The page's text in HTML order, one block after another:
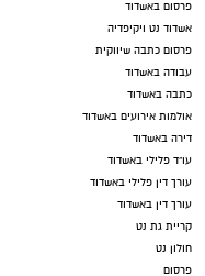
פרסום באשדוד
אשדוד נט ויקיפדיה
פרסום כתבה שיווקית
עבודה באשדוד
כתבה באשדוד
אולמות אירועים באשדוד
דירה באשדוד
עו"ד פלילי באשדוד
עורך דין פלילי באשדוד
עורך דין באשדוד
קריית גת נט
חולון נט
פרסום